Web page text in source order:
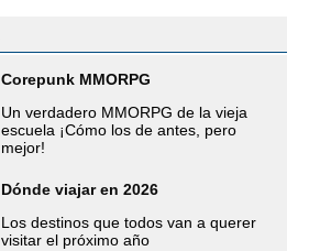
Corepunk MMORPG
Un verdadero MMORPG de la vieja
escuela ¡Cómo los de antes, pero
mejor!
Dónde viajar en 2026
Los destinos que todos van a querer
visitar el próximo año